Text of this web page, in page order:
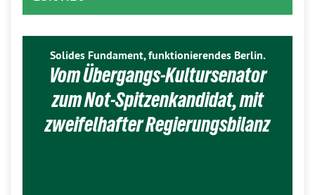
Solides Fundament, funktionierendes Berlin.
Vom Übergangs-Kultursenator
zum Not-Spitzenkandidat, mit
zweifelhafter Regierungsbilanz